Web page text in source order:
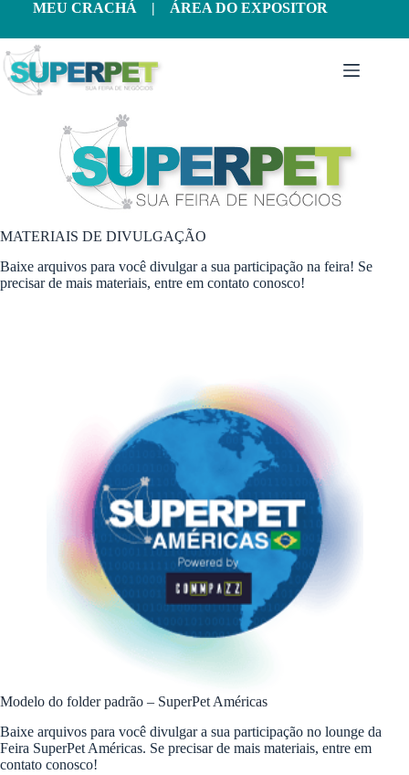
o
conteúdo
MEU CRACHÁ | ÁREA DO EXPOSITOR
MATERIAIS DE DIVULGAÇÃO
Baixe arquivos para você divulgar a sua participação na feira! Se
precisar de mais materiais, entre em contato conosco!
Modelo do folder padrão – SuperPet Américas
Baixe arquivos para você divulgar a sua participação no lounge da
Feira SuperPet Américas. Se precisar de mais materiais, entre em
contato conosco!